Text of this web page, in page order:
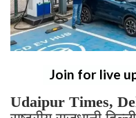
Join for live
​Udaipur Times,